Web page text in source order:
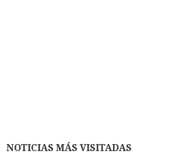
NOTICIAS MÁS VISITADAS